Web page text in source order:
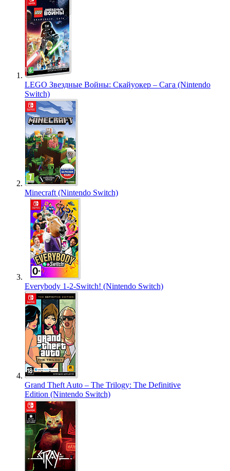
LEGO Звездные Войны: Скайуокер – Сага (Nintendo
Switch)
Minecraft (Nintendo Switch)
Everybody 1-2-Switch! (Nintendo Switch)
Grand Theft Auto – The Trilogy: The Definitive
Edition (Nintendo Switch)